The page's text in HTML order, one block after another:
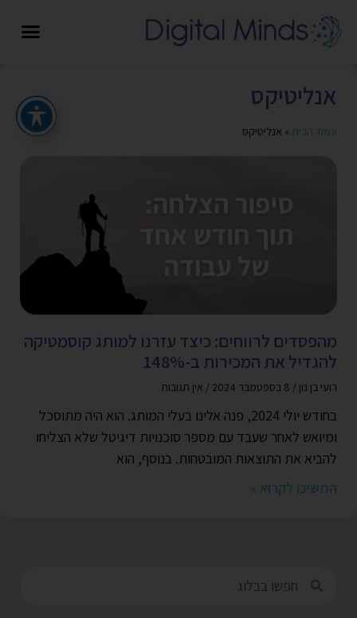
אנליטיקס
עמוד הבית » אנליטיקס
מהפסדים לרווחים: כיצד עזרנו למותג קוסמטיקה
להגדיל את המכירות ב-148%
רועי בן נון אין תגובות
בחודש יולי 2024, פנה אלינו בעלי המותג. הוא היה מתוסכל
ומיואש לאחר שעבד עם מספר סוכנויות דיגיטל שלא הצליחו
להביא את התוצאות המובטחות. בנוסף, הוא
המשיכו לקרוא »